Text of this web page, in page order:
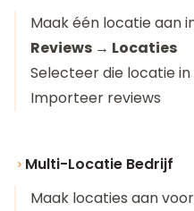
Maak één locatie aan
Reviews → Locaties
Selecteer die locatie
Importeer reviews
Multi-Locatie Bedrijf
Maak locaties aan